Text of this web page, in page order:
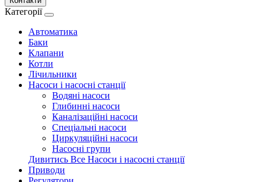
Категорії
Автоматика
Баки
Клапани
Котли
Лічильники
Насоси і насосні станції
Водяні насоси
Глибинні насоси
Каналізаційні насоси
Спеціальні насоси
Циркуляційні насоси
Насосні групи
Дивитись Все Насоси і насосні станції
Приводи